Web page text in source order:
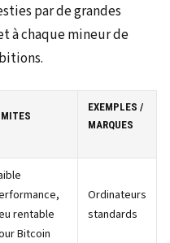
par de grandes
à chaque mineur de
EXEMPLES /
MARQUES
rentable
Bitcoin
Ordinateurs
standards